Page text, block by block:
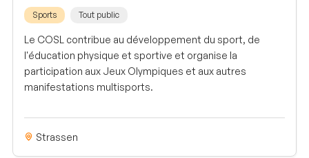
Sports Tout public
Le COSL contribue au développement du sport, de
l'éducation physique et sportive et organise la
participation aux Jeux Olympiques et aux autres
manifestations multisports.
Strassen